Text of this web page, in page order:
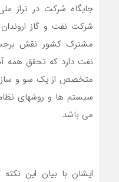
جایگاه شرکت در تراز
شرکت نفت و گاز
مشترک کشور نقش
نفت دارد که تحقق همه
متخصص از یک سو و
سیستم ها و روشهای
می باشد.
ایشان با بیان این